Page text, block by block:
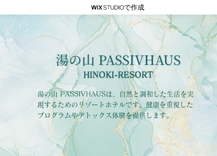
で作成
湯の山 PASSIVHAUS
HINOKI-RESORT
湯の山 PASSIVHAUSは、自然と調和した生活を実
現するためのリゾートホテルです。健康を重視した
プログラムやデトックス体験を提供します。